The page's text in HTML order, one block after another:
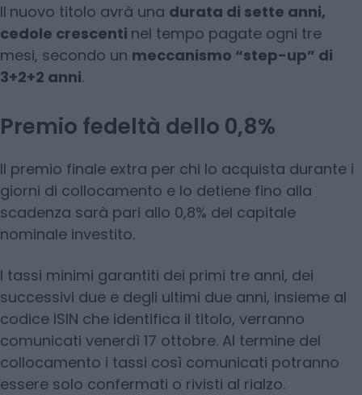
Il nuovo titolo avrà una durata di sette anni,
cedole crescenti nel tempo pagate ogni tre
mesi, secondo un meccanismo “step-up” di
3+2+2 anni.
Premio fedeltà dello 0,8%
Il premio finale extra per chi lo acquista durante i
giorni di collocamento e lo detiene fino alla
scadenza sarà pari allo 0,8% del capitale
nominale investito.
I tassi minimi garantiti dei primi tre anni, dei
successivi due e degli ultimi due anni, insieme al
codice ISIN che identifica il titolo, verranno
comunicati venerdì 17 ottobre. Al termine del
collocamento i tassi così comunicati potranno
essere solo confermati o rivisti al rialzo.